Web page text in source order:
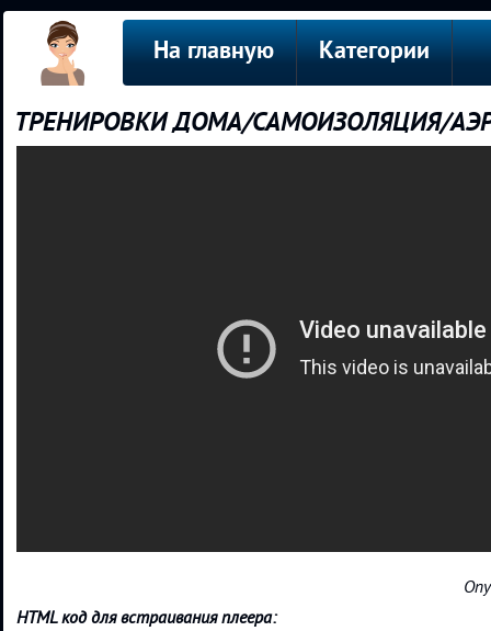
На главную Категории
ТРЕНИРОВКИ ДОМА/САМОИЗОЛЯЦИЯ/
HTML код для встраивания плеера: